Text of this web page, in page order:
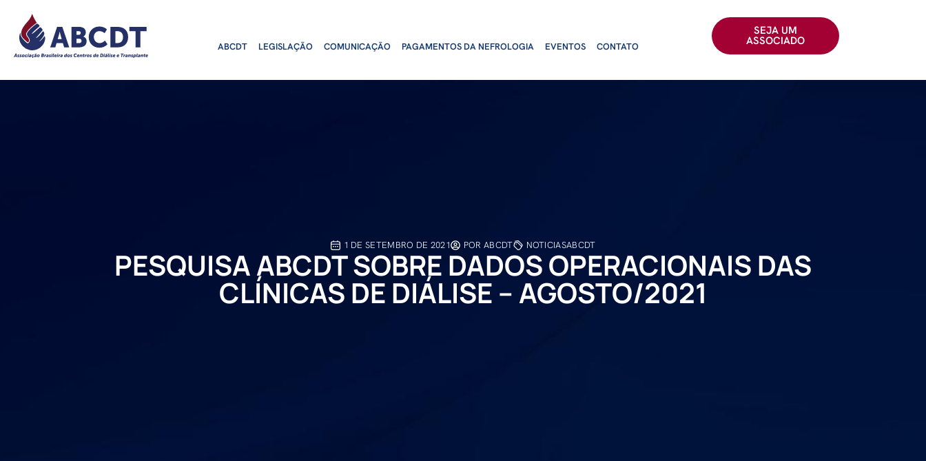
conteúdo
ABCDT LEGISLAÇÃO COMUNICAÇÃO PAGAMENTOS DA NEFROLOGIA EVENTOS CONTATO
SEJA UM
ASSOCIADO
1 DE SETEMBRO DE 2021 POR ABCDT NOTICIASABCDT
PESQUISA ABCDT SOBRE DADOS OPERACIONAIS DAS
CLÍNICAS DE DIÁLISE – AGOSTO/2021